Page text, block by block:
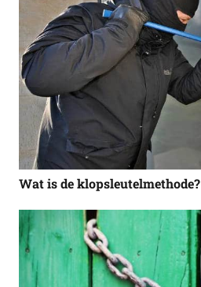
Wat is de klopsleutelmethode?